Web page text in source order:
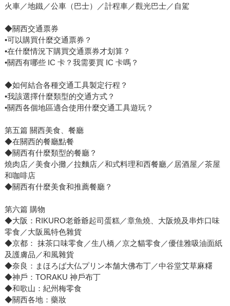
火車／地鐵／公車（巴士）／計程車／觀光巴士／自駕
◆關西交通票券
•可以購買什麼交通票券？
•在什麼情況下購買交通票券才划算？
•關西有哪些 IC 卡？我需要買 IC 卡嗎？
◆如何結合各種交通工具製定行程？
•我該選擇什麼類型的交通方式？
•關西各個地區適合使用什麼交通工具遊玩？
第五篇 關西美食、餐廳
◆在關西的餐廳點餐
◆關西有什麼類型的餐廳？
燒肉店／美食小攤／拉麵店／和式料理和西餐廳／居酒屋／茶屋
和咖啡店
◆關西有什麼美食和推薦餐廳？
第六篇 購物
◆大阪：RIKURO老爺爺起司蛋糕／章魚燒、大阪燒及串炸口味
零食／大阪風特色雜貨
◆京都： 抹茶口味零食／生八橋／京之貓零食／優佳雅吸油面紙
及護膚品／和風雜貨
◆奈良：まほろば大仏プリン本舗大佛布丁／中谷堂艾草麻糬
◆神戶：TORAKU 神戶布丁
◆和歌山：紀州梅零食
◆關西各地：藥妝